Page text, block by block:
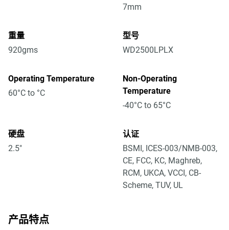
7mm
重量
920gms
型号
WD2500LPLX
Operating Temperature
60°C to °C
Non-Operating
Temperature
-40°C to 65°C
硬盘
2.5"
认证
BSMI, ICES-003/NMB-003,
CE, FCC, KC, Maghreb,
RCM, UKCA, VCCI, CB-
Scheme, TUV, UL
产品特点